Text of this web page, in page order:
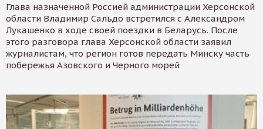
Глава назначенной Россией администрации Херсонской
области Владимир Сальдо встретился с Александром
Лукашенко в ходе своей поездки в Беларусь. После
этого разговора глава Херсонской области заявил
журналистам, что регион готов передать Минску часть
побережья Азовского и Черного морей